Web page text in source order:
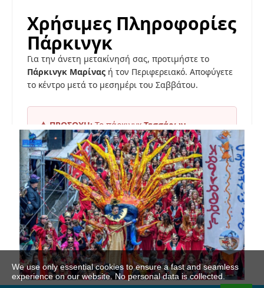
Χρήσιμες Πληροφορίες
Πάρκινγκ
Για την άνετη μετακίνησή σας, προτιμήστε το
Πάρκινγκ Μαρίνας ή τον Περιφερειακό. Αποφύγετε
το κέντρο μετά το μεσημέρι του Σαββάτου.
⚠️ ΠΡΟΣΟΧΗ: Το πάρκινγκ Τεσσάρων
Μαρτύρωνκλείνει κατά τη διάρκεια της
παρέλασης της Κυριακής. Τα οχήματα που θα
σταθμεύσουν εκεί δεν θα μπορούν να
αποχωρήσουν μέχρι το τέλος της εκδήλωσης.
ΟΔΗΓΌΣ ΠΌΛΗΣ
ΒΡΕΣ ΞΕΝΟΔΟΧΕΊΟ
We use only essential cookies to ensure a fast and seamless
experience on our website. No personal data is collected.